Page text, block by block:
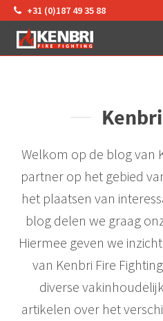
+31 (0)187 49 35 88
Welkom op de blog van
partner op het gebied
het plaatsen van
blog delen we graag
Hiermee geven we
van Kenbri Fire
diverse
artikelen over het